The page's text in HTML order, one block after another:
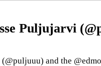
Puljujarvi
and the